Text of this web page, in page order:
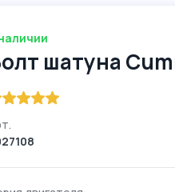
шатуна